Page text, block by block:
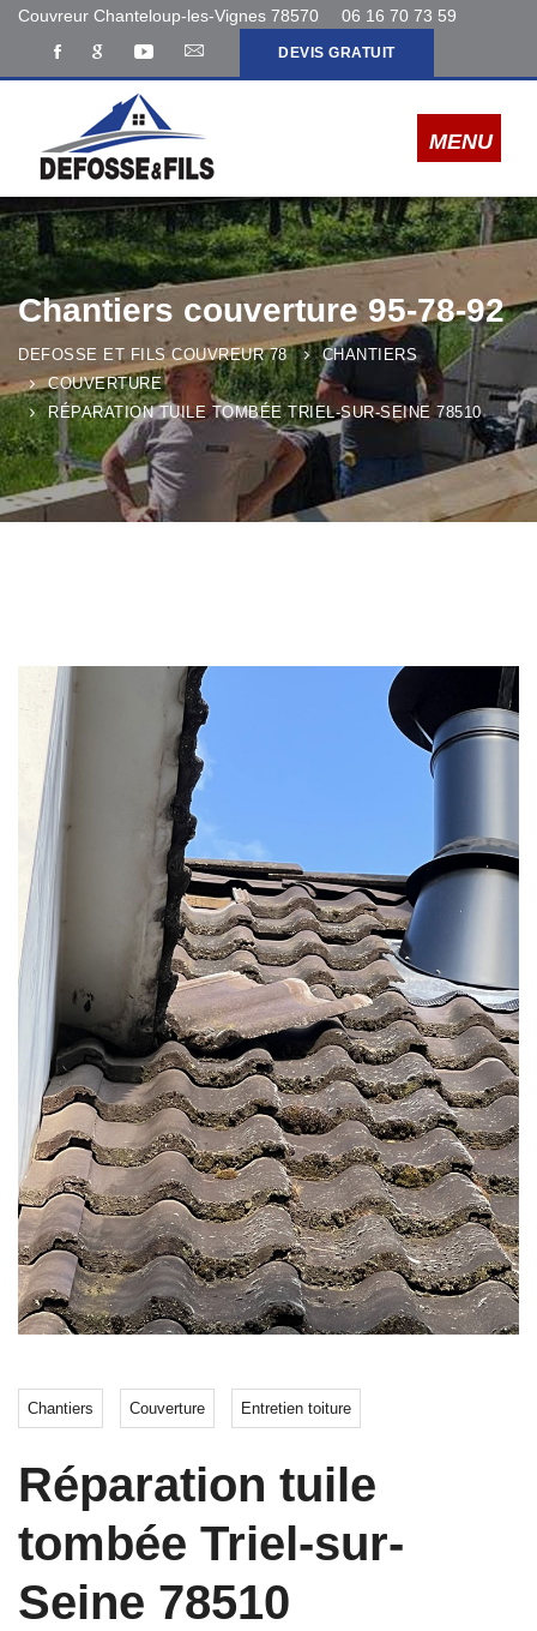
Couvreur Chanteloup-les-Vignes 78570 06 16 70 73 59
DEVIS GRATUIT
Chantiers couverture 95-78-92
DEFOSSE ET FILS COUVREUR 78
CHANTIERS
COUVERTURE
RÉPARATION TUILE TOMBÉE TRIEL-SUR-SEINE 78510
Chantiers Couverture Entretien toiture
Réparation tuile
tombée Triel-sur-
Seine 78510